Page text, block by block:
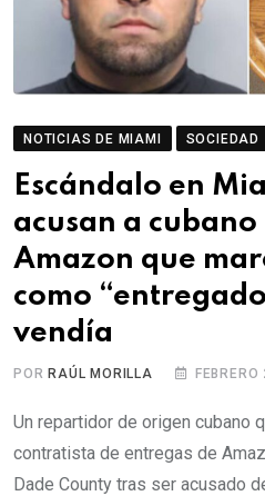
NOTICIAS DE MIAMI SOCIEDAD
Escándalo en
acusan a
Amazon que
como
vendía
POR RAÚL MORILLA
Un repartidor de origen cubano
contratista de entregas de
Dade County tras ser acusado